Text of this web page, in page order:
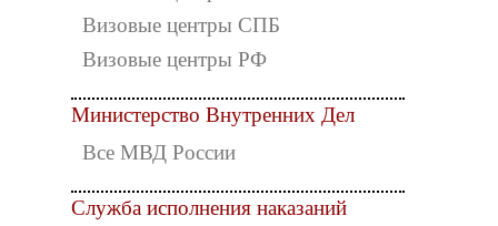
Визовые центры СПБ
Визовые центры РФ
Министерство Внутренних Дел
Все МВД России
Служба исполнения наказаний